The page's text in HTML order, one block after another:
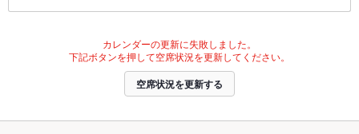
カレンダーの更新に失敗しました。
下記ボタンを押して空席状況を更新してください。
空席状況を更新する